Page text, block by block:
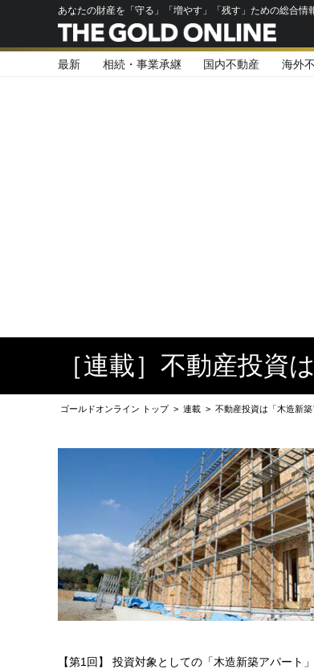
あなたの財産を「守る」「増やす」「残す」ための総合情
最新 相続・事業承継 国内不動産 海外
［連載］不動産投資
ゴールドオンライン トップ > 連載 > 不動産投資は「木造新
【第1回】 投資対象としての「木造新築アパート